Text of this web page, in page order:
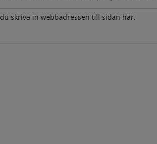
skriva in webbadressen till sidan här.